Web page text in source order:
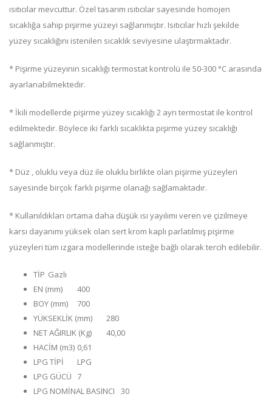
ısıtıcılar mevcuttur. Özel tasarım ısıtıcılar sayesinde homojen
sıcaklığa sahip pişirme yüzeyi sağlanmıştır. Isıtıcılar hızlı şekilde
yüzey sıcaklığını istenilen sıcaklık seviyesine ulaştırmaktadır.
* Pişirme yüzeyinin sıcaklığı termostat kontrolü ile 50-300 °C arasında
ayarlanabilmektedir.
* İkili modellerde pişirme yüzey sıcaklığı 2 ayrı termostat ile kontrol
edilmektedir. Böylece iki farklı sıcaklıkta pişirme yüzey sıcaklığı
sağlanmıştır.
* Düz , oluklu veya düz ile oluklu birlikte olan pişirme yüzeyleri
sayesinde birçok farklı pişirme olanağı sağlamaktadır.
* Kullanıldıkları ortama daha düşük ısı yayılımı veren ve çizilmeye
karsı dayanımı yüksek olan sert krom kaplı parlatılmış pişirme
yüzeyleri tüm ızgara modellerinde isteğe bağlı olarak tercih edilebilir.
TİP Gazlı
EN (mm)
400
BOY (mm)
700
YÜKSEKLİK (mm)
280
NET AĞIRLIK (Kg)
40,00
HACİM (m3) 0,61
LPG TİPİ
LPG
LPG GÜCÜ
7
LPG NOMİNAL BASINCI
30